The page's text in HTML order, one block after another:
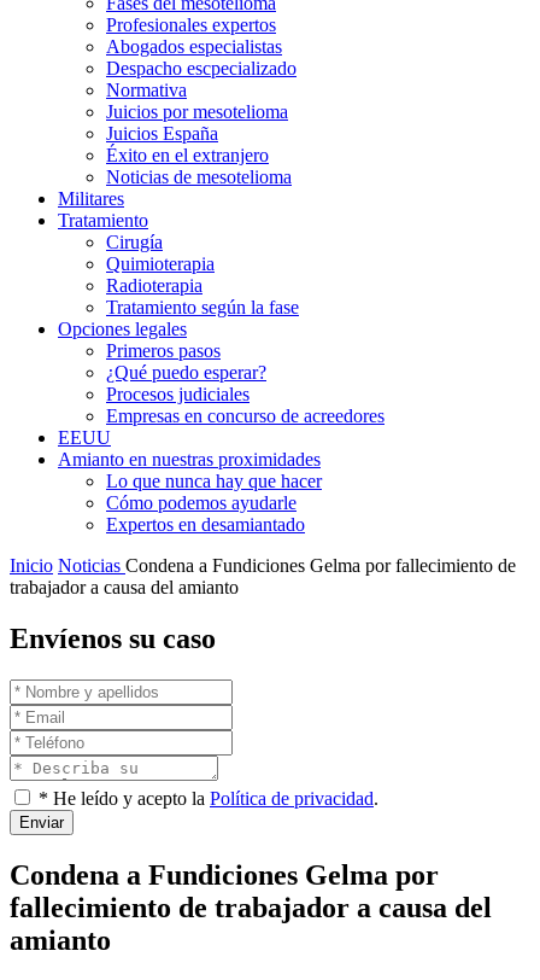
Profesionales expertos
Abogados especialistas
Despacho escpecializado
Normativa
Juicios por mesotelioma
Juicios España
Éxito en el extranjero
Noticias de mesotelioma
Militares
Tratamiento
Cirugía
Quimioterapia
Radioterapia
Tratamiento según la fase
Opciones legales
Primeros pasos
¿Qué puedo esperar?
Procesos judiciales
Empresas en concurso de acreedores
EEUU
Amianto en nuestras proximidades
Lo que nunca hay que hacer
Cómo podemos ayudarle
Expertos en desamiantado
Inicio Noticias Condena a Fundiciones Gelma por fallecimiento de
trabajador a causa del amianto
Envíenos su caso
* He leído y acepto la Política de privacidad.
Enviar
Condena a Fundiciones Gelma por
fallecimiento de trabajador a causa del
amianto